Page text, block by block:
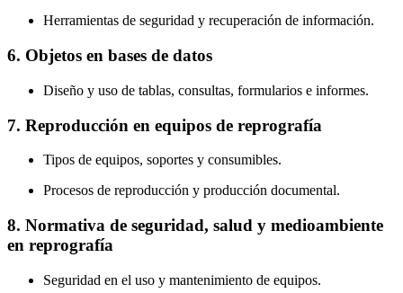
Herramientas de seguridad y recuperación de información.
6. Objetos en bases de datos
Diseño y uso de tablas, consultas, formularios e informes.
7. Reproducción en equipos de reprografía
Tipos de equipos, soportes y consumibles.
Procesos de reproducción y producción documental.
8. Normativa de seguridad, salud y medioambiente
en reprografía
Seguridad en el uso y mantenimiento de equipos.